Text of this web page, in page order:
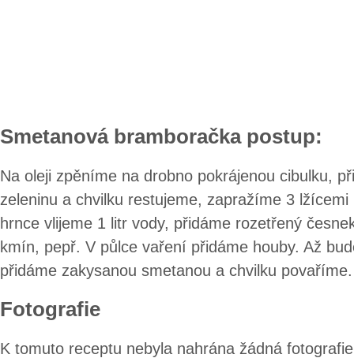
Smetanová bramboračka postup:
Na oleji zpěníme na drobno pokrájenou cibulku,
zeleninu a chvilku restujeme, zapražíme 3 lžícemi
hrnce vlijeme 1 litr vody, přidáme rozetřený
kmín, pepř. V půlce vaření přidáme houby. Až
přidáme zakysanou smetanou a chvilku povaříme.
Fotografie
K tomuto receptu nebyla nahrána žádná